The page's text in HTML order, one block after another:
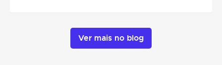
Ver mais no blog